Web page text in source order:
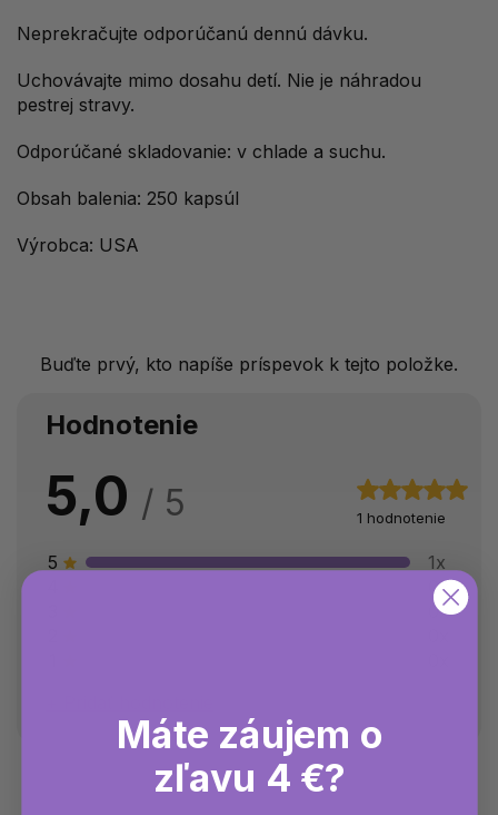
Neprekračujte odporúčanú dennú dávku.
Uchovávajte mimo dosahu detí. Nie je náhradou
pestrej stravy.
Odporúčané skladovanie: v chlade a suchu.
Obsah balenia: 250 kapsúl
Výrobca: USA
Buďte prvý, kto napíše príspevok k tejto položke.
Hodnotenie
5,0 1 hodnotenie
5
1x
0x
0x
Máte záujem o
zľavu 4 €?